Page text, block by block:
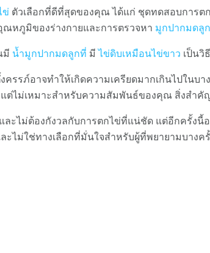
ข่ ตัวเลือกที่ดีที่สุดของคุณ ได้แก่ ชุดทดสอบการตก
หภูมิของร่างกายและการตรวจหา มูกปากมดลู
มี น้ำมูกปากมดลูกที่ มีไข่ดิบเหมือนไข่ขาว เป็นวิ
ครรภ์อาจทำให้เกิดความเครียดมากเกินไปในบ
แต่ไม่เหมาะสำหรับความสัมพันธ์ของคุณ สิ่งสำ
และไม่ต้องกังวลกับการตกไข่ที่แน่ชัด แต่อีกครั้งนี้
ไม่ใช่ทางเลือกที่มั่นใจสำหรับผู้ที่พยายามบาง